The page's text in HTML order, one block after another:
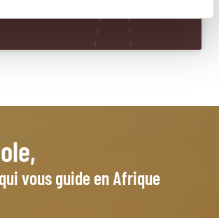
vous guide en Afrique